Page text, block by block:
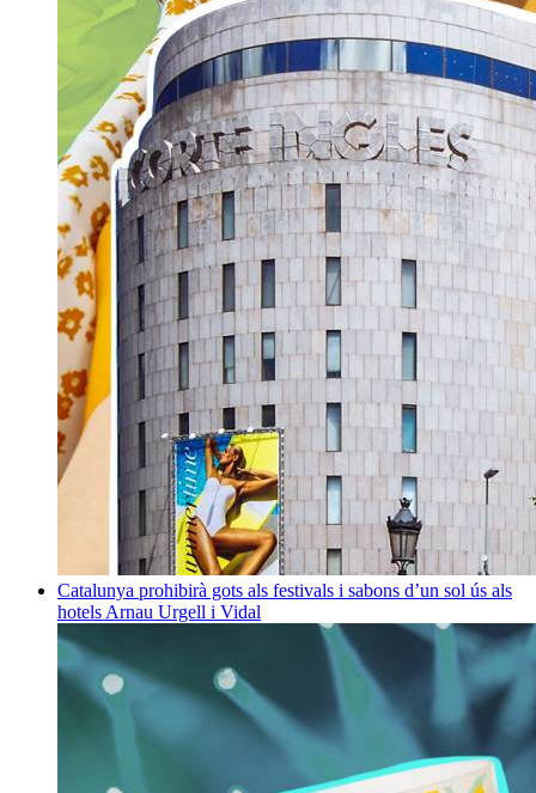
Catalunya prohibirà gots als festivals i sabons d’un sol ús als
hotels Arnau Urgell i Vidal